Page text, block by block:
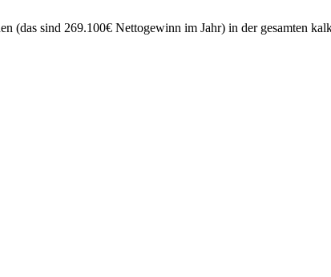
(das sind 269.100€ Nettogewinn im Jahr) in der gesamten